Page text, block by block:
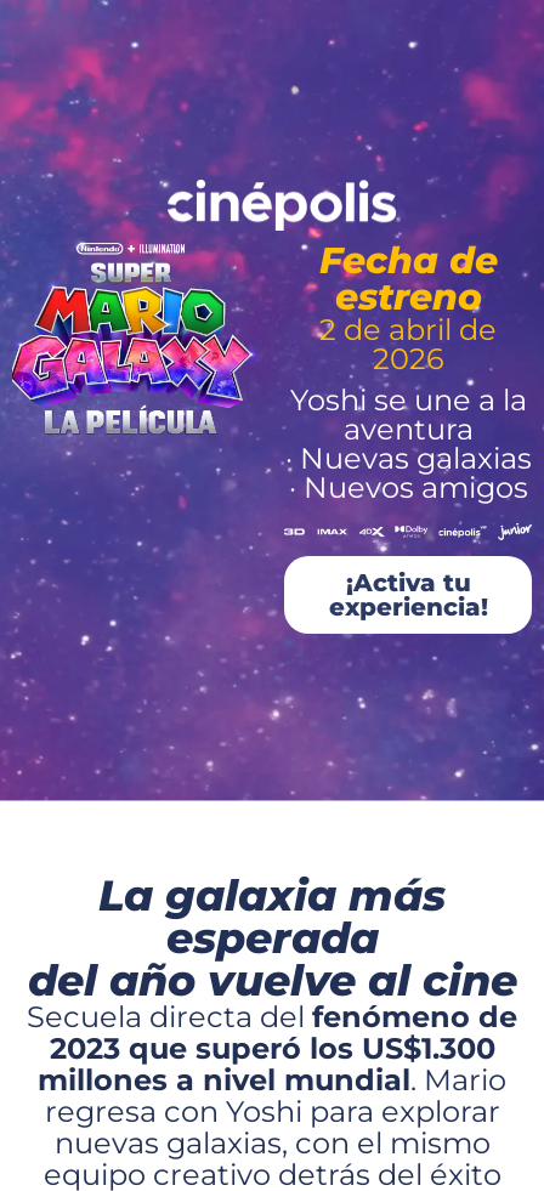
Fecha de
estreno
2 de abril de
2026
Yoshi se une a la
aventura
· Nuevas galaxias
· Nuevos amigos
¡Activa tu
experiencia!
La galaxia más
esperada
del año vuelve al cine
Secuela directa del fenómeno de
2023 que superó los US$1.300
millones a nivel mundial. Mario
regresa con Yoshi para explorar
nuevas galaxias, con el mismo
equipo creativo detrás del éxito